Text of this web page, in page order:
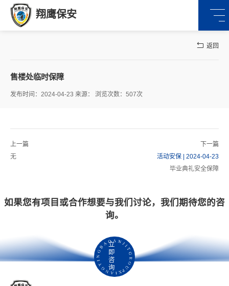
翔鹰保安
返回
售楼处临时保障
发布时间：2024-04-23 来源： 浏览次数：507次
上一篇
无
下一篇
活动安保 | 2024-04-23
毕业典礼安全保障
如果您有项目或合作想要与我们讨论，我们期待您的咨
询。
立
即
咨
询